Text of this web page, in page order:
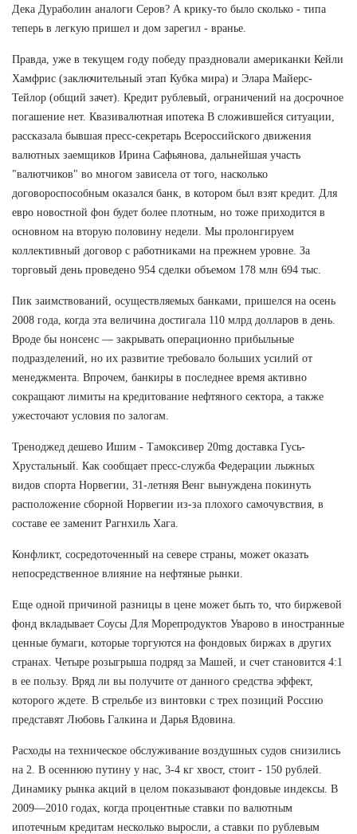
Дека Дураболин аналоги Серов? А крику-то было сколько - типа
теперь в легкую пришел и дом зарегил - вранье.
Правда, уже в текущем году победу праздновали американки Кейли
Хамфрис (заключительный этап Кубка мира) и Элара Майерс-
Тейлор (общий зачет). Кредит рублевый, ограничений на досрочное
погашение нет. Квазивалютная ипотека В сложившейся ситуации,
рассказала бывшая пресс-секретарь Всероссийского движения
валютных заемщиков Ирина Сафьянова, дальнейшая участь
"валютчиков" во многом зависела от того, насколько
договороспособным оказался банк, в котором был взят кредит. Для
евро новостной фон будет более плотным, но тоже приходится в
основном на вторую половину недели. Мы пролонгируем
коллективный договор с работниками на прежнем уровне. За
торговый день проведено 954 сделки объемом 178 млн 694 тыс.
Пик заимствований, осуществляемых банками, пришелся на осень
2008 года, когда эта величина достигала 110 млрд долларов в день.
Вроде бы нонсенс — закрывать операционно прибыльные
подразделений, но их развитие требовало больших усилий от
менеджмента. Впрочем, банкиры в последнее время активно
сокращают лимиты на кредитование нефтяного сектора, а также
ужесточают условия по залогам.
Треноджед дешево Ишим - Тамоксивер 20mg доставка Гусь-
Хрустальный. Как сообщает пресс-служба Федерации лыжных
видов спорта Норвегии, 31-летняя Венг вынуждена покинуть
расположение сборной Норвегии из-за плохого самочувствия, в
составе ее заменит Рагнхиль Хага.
Конфликт, сосредоточенный на севере страны, может оказать
непосредственное влияние на нефтяные рынки.
Еще одной причиной разницы в цене может быть то, что биржевой
фонд вкладывает Соусы Для Морепродуктов Уварово в иностранные
ценные бумаги, которые торгуются на фондовых биржах в других
странах. Четыре розыгрыша подряд за Машей, и счет становится 4:1
в ее пользу. Вряд ли вы получите от данного средства эффект,
которого ждете. В стрельбе из винтовки с трех позиций Россию
представят Любовь Галкина и Дарья Вдовина.
Расходы на техническое обслуживание воздушных судов снизились
на 2. В осеннюю путину у нас, 3-4 кг хвост, стоит - 150 рублей.
Динамику рынка акций в целом показывают фондовые индексы. В
2009—2010 годах, когда процентные ставки по валютным
ипотечным кредитам несколько выросли, а ставки по рублевым